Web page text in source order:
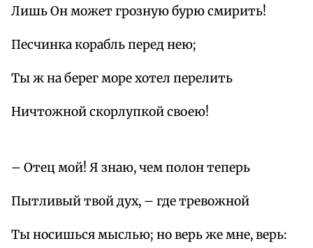
Лишь Он может грозную бурю смирить!
Песчинка корабль перед нею;
Ты ж на берег море хотел перелить
Ничтожной скорлупкой своею!
– Отец мой! Я знаю, чем полон теперь
Пытливый твой дух, – где тревожной
Ты носишься мыслью; но верь же мне, верь: